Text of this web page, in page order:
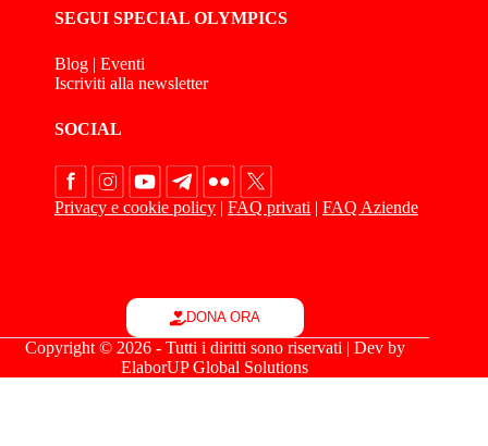
SEGUI SPECIAL OLYMPICS
Blog | Eventi
Iscriviti alla newsletter
SOCIAL
Privacy e cookie policy | FAQ privati | FAQ Aziende
DONA ORA
Copyright © 2026 - Tutti i diritti sono riservati | Dev by
ElaborUP Global Solutions